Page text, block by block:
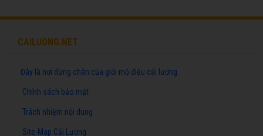
CAILUONG.NET
Đây là nơi dừng chân của giới mộ điệu cải lương
Chính sách bảo mật
Trách nhiệm nội dung
Site-Map Cải Lương